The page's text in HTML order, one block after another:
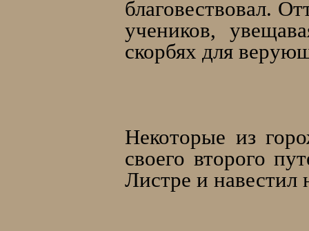
благовествовал.
учеников,
скорбях для
Некоторые из
своего второго
Листре и